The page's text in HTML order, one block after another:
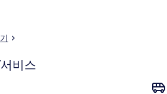
비스